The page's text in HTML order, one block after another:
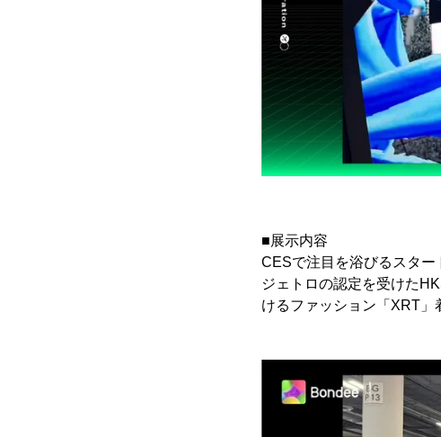
■展示内容
CESで注目を浴びるスター
ジェトロの認定を受けた
けるファッション「XRT」